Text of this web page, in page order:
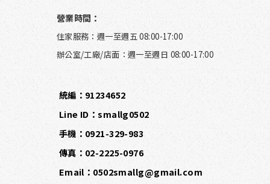
營業時間：
住家服務：週一至週五 08:00-17:00
辦公室/工廠/店面：週一至週日 08:00-17:00
統編：91234652
Line ID ：smallg0502
手機 ： 0921-329-983
傳真：02-2225-0976
Email ： 0502smallg@gmail.com